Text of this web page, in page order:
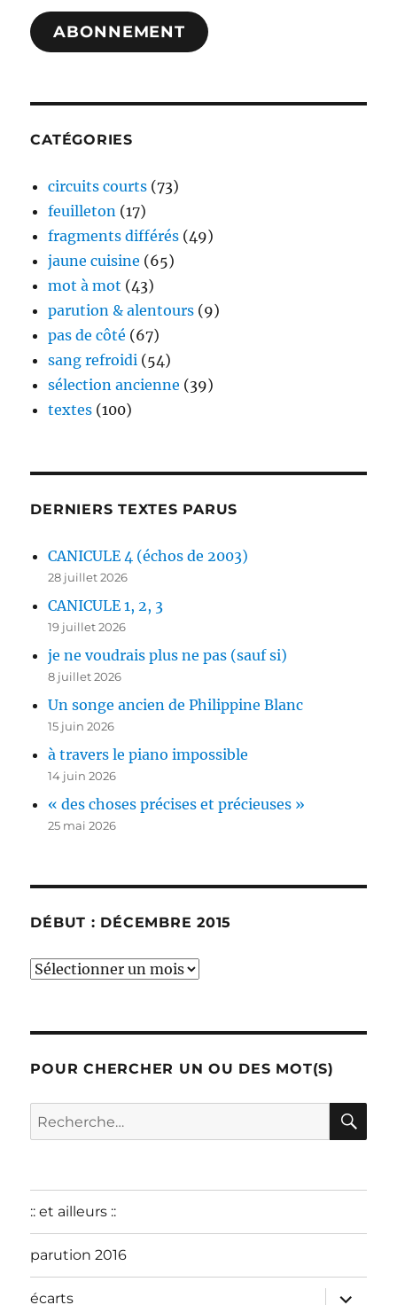
mail
ABONNEMENT
CATÉGORIES
circuits courts (73)
feuilleton (17)
fragments différés (49)
jaune cuisine (65)
mot à mot (43)
parution & alentours (9)
pas de côté (67)
sang refroidi (54)
sélection ancienne (39)
textes (100)
DERNIERS TEXTES PARUS
CANICULE 4 (échos de 2003)
28 juillet 2026
CANICULE 1, 2, 3
19 juillet 2026
je ne voudrais plus ne pas (sauf si)
8 juillet 2026
Un songe ancien de Philippine Blanc
15 juin 2026
à travers le piano impossible
14 juin 2026
« des choses précises et précieuses »
25 mai 2026
DÉBUT : DÉCEMBRE 2015
début
POUR CHERCHER UN OU DES MOT(S)
Recherche
pour :
:: et ailleurs ::
parution 2016
écarts
ouvrir